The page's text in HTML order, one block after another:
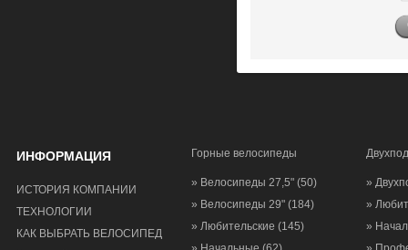
ИНФОРМАЦИЯ
ИСТОРИЯ КОМПАНИИ
ТЕХНОЛОГИИ
КАК ВЫБРАТЬ ВЕЛОСИПЕД
Горные велосипеды
» Велосипеды 27,5" (50)
» Велосипеды 29" (184)
» Любительские (145)
»
»
»